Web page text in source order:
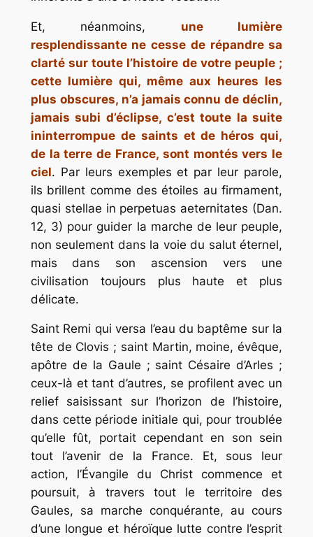
Et, néanmoins, une lumière
resplendissante ne cesse de répandre sa
clarté sur toute l’histoire de votre peuple ;
cette lumière qui, même aux heures les
plus obscures, n’a jamais connu de déclin,
jamais subi d’éclipse, c’est toute la suite
ininterrompue de saints et de héros qui,
de la terre de France, sont montés vers le
ciel. Par leurs exemples et par leur parole,
ils brillent comme des étoiles au firmament,
quasi stellae in perpetuas aeternitates (Dan.
12, 3) pour guider la marche de leur peuple,
non seulement dans la voie du salut éternel,
mais dans son ascension vers une
civilisation toujours plus haute et plus
délicate.
Saint Remi qui versa l’eau du baptême sur la
tête de Clovis ; saint Martin, moine, évêque,
apôtre de la Gaule ; saint Césaire d’Arles ;
ceux-là et tant d’autres, se profilent avec un
relief saisissant sur l’horizon de l’histoire,
dans cette période initiale qui, pour troublée
qu’elle fût, portait cependant en son sein
tout l’avenir de la France. Et, sous leur
action, l’Évangile du Christ commence et
poursuit, à travers tout le territoire des
Gaules, sa marche conquérante, au cours
d’une longue et héroïque lutte contre l’esprit